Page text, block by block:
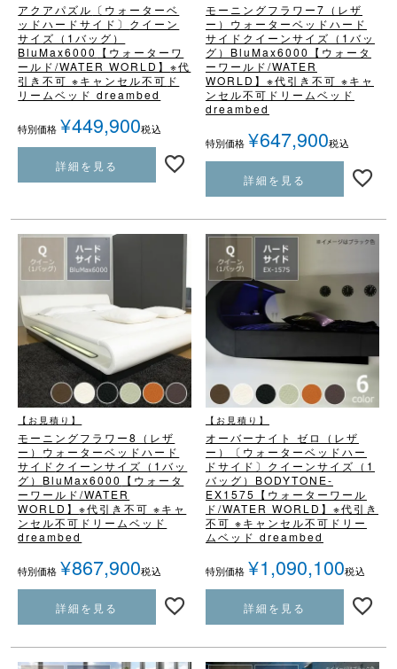
アクアパズル 〔ウォーターベ
ッドハードサイド〕 クイーン
サイズ（1バッグ）
BluMax6000 【ウォーターワ
ールド/WATER WORLD】※代
引き不可 ※キャンセル不可 ド
リームベッド dreambed
特別価格 ¥449,900税込
詳細を見る
モーニングフラワー7（レザ
ー） ウォーターベッドハード
サイド クイーンサイズ（1バッ
グ） BluMax6000 【ウォータ
ーワールド/WATER
WORLD】 ※代引き不可 ※キャ
ンセル不可 ドリームベッド
dreambed
特別価格 ¥647,900税込
詳細を見る
【お見積り】
モーニングフラワー8（レザ
ー） ウォーターベッドハード
サイド クイーンサイズ（1バッ
グ） BluMax6000 【ウォータ
ーワールド/WATER
WORLD】※代引き不可 ※キャ
ンセル不可 ドリームベッド
dreambed
特別価格 ¥867,900税込
詳細を見る
【お見積り】
オーバーナイト ゼロ（レザ
ー）
〔ウォーターベッドハー
ドサイド〕 クイーンサイズ（1
バッグ） BODYTONE-
EX1575 【ウォーターワール
ド/WATER WORLD】 ※代引き
不可 ※キャンセル不可 ドリー
ムベッド dreambed
特別価格 ¥1,090,100税込
詳細を見る